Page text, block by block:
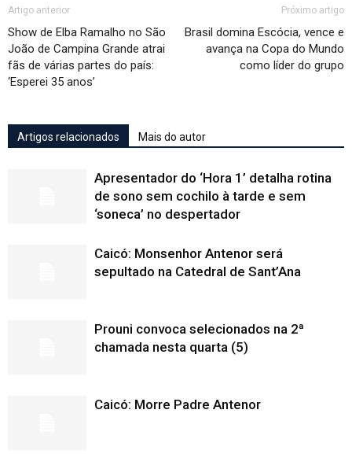
Artigo anterior
Show de Elba Ramalho no São
João de Campina Grande atrai
fãs de várias partes do país:
‘Esperei 35 anos’
Próximo artigo
Brasil domina Escócia, vence e
avança na Copa do Mundo
como líder do grupo
Artigos relacionados Mais do autor
Apresentador do ‘Hora 1’ detalha rotina
de sono sem cochilo à tarde e sem
‘soneca’ no despertador
Caicó: Monsenhor Antenor será
sepultado na Catedral de Sant’Ana
Prouni convoca selecionados na 2ª
chamada nesta quarta (5)
Caicó: Morre Padre Antenor